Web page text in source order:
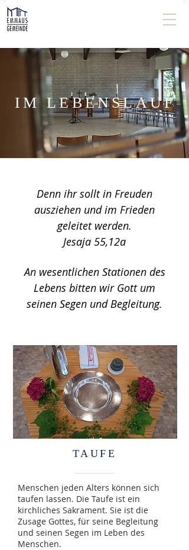
IM LEBENSLAUF
Denn ihr sollt in Freuden
ausziehen und im Frieden
geleitet werden.
Jesaja 55,12a
An wesentlichen Stationen des
Lebens bitten wir Gott um
seinen Segen und Begleitung.
TAUFE
Menschen jeden Alters können sich
taufen lassen. Die Taufe ist ein
kirchliches Sakrament. Sie ist die
Zusage Gottes, für seine Begleitung
und seinen Segen im Leben des
Menschen.